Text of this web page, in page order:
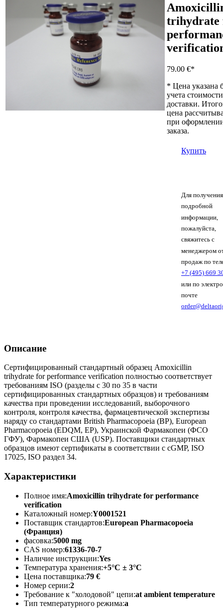
trihydrate
79.00 €*
* Цена указана
учета стоимости
доставки.
цена
при
заказа.
Купить
Для
подробной
информации,
пожалуйста,
свяжитесь с
менеджером
продаж по
+7 (495) 669
или по
почте
Описание
Сертифицированный стандартный образец Amoxicillin
trihydrate for performance verification полностью соответствует
требованиям ISO (разделы с 30 по 35 в части
сертифицированных стандартных образцов) и требованиям
качества при проведении исследований, выборочного
контроля, контроля качества, фармацевтической экспертизы
наряду со стандартами British Pharmacopoeia (BP), European
Pharmacopoeia (EDQM, EP), Украинской Фармакопеи (ФСО
ГФУ), Фармакопеи США (USP). Поставщики стандартных
образцов имеют сертификаты в соответствии с cGMP, ISO
17025, ISO раздел 34.
Характеристики
Полное имя:Amoxicillin trihydrate for performance
verification
Каталожный номер:Y0001521
Поставщик стандартов:European Pharmacopoeia
(Франция)
фасовка:5000 mg
CAS номер:61336-70-7
Наличие инструкции:Yes
Температура хранения:+5°C ± 3°C
Цена поставщика:79 €
Номер серии:2
Требование к "холодовой" цепи:at ambient temperature
Тип температурного режима:a